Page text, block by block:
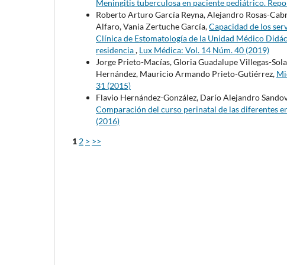
Meningitis tuberculosa en paciente pediátrico.
Roberto Arturo García Reyna, Alejandro Rosas-
Alfaro, Vania Zertuche García,Capacidad de los
Clínica de Estomatología de la Unidad Médico
residencia, Lux Médica: Vol. 14 Núm. 40 (2019)
Jorge Prieto-Macías, Gloria Guadalupe Villegas-
Hernández, Mauricio Armando Prieto-Gutiérrez,
31 (2015)
Flavio Hernández-González, Darío Alejandro
Comparación del curso perinatal de las diferentes
(2016)
1 2 > >>